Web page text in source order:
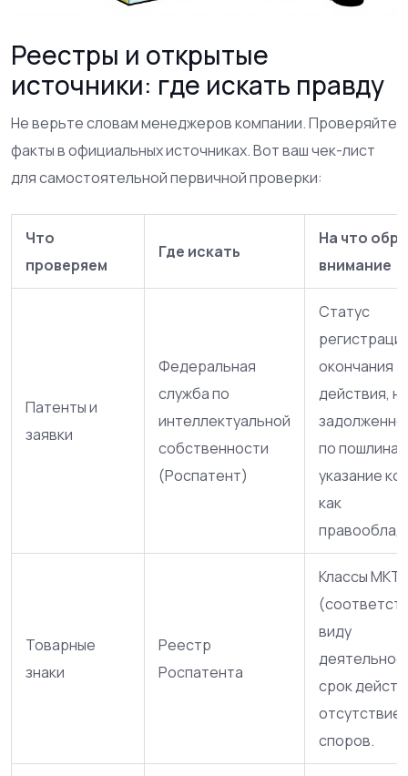
Реестры и открытые
источники: где искать правду
Не верьте словам менеджеров компании. Проверяйте
факты в официальных источниках. Вот ваш чек-лист
для самостоятельной первичной проверки:
Что
проверяем
Где искать
На что
внимание
Патенты и
заявки
Федеральная
служба по
интеллектуальной
собственности
(Роспатент)
Статус
окончания
действия,
по
указание
как
Товарные
знаки
Реестр
Роспатента
Классы
виду
срок
отсутствие
споров.